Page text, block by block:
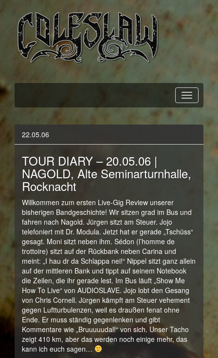
Coleslaw
22.05.06
TOUR DIARY – 20.05.06 |
NAGOLD, Alte Seminarturnhalle,
Rocknacht
Willkommen zum ersten Live-Gig Review unserer
bisherigen Bandgeschichte! Wir sitzen grad im Bus und
fahren nach Nagold. Jürgen sitzt am Steuer. Jojo
telefoniert mit Dr. Modula. Jetzt hat er gerade „Tschüss“
gesagt. Moni sitzt neben ihm. Sédon (l’homme de
trottoire) sitzt auf der Rückbank neben Carina und
meint: „I hau dr da Schlappa nei!“ Nippel sitzt ganz allein
auf der mittleren Bank und tippt auf seinem Notebook
die Zeilen, die ihr gerade lest. Im Bus läuft „Show Me
How To Live“ von AUDIOSLAVE. Jojo lobt den Gesang
von Chris Cornell. Jürgen kämpft am Steuer vehement
gegen Luftturbulenzen, weil es draußen fenat ohne
Ende. Er muss ständig gegenlenken und gibt
Kommentare wie „Bruuuuudal!“ von sich. Unser Tacho
zeigt 410 km, aber das werden noch einige mehr, das
kann ich euch sagen…